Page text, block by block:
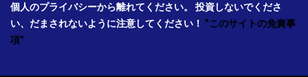
個人のプライバシーから離れてください。 投資しないでくださ
い、だまされないように注意してください！ "このサイトの免責事
項"